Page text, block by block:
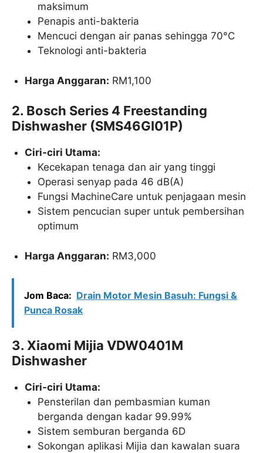
maksimum
Penapis anti-bakteria
Mencuci dengan air panas sehingga 70°C
Teknologi anti-bakteria
Harga Anggaran: RM1,100
2. Bosch Series 4 Freestanding
Dishwasher (SMS46GI01P)
Ciri-ciri Utama:
Kecekapan tenaga dan air yang tinggi
Operasi senyap pada 46 dB(A)
Fungsi MachineCare untuk penjagaan mesin
Sistem pencucian super untuk pembersihan
optimum
Harga Anggaran: RM3,000
Jom Baca: Drain Motor Mesin Basuh​: Fungsi &
Punca Rosak
3. Xiaomi Mijia VDW0401M
Dishwasher
Ciri-ciri Utama:
Pensterilan dan pembasmian kuman
berganda dengan kadar 99.99%
Sistem semburan berganda 6D
Sokongan aplikasi Mijia dan kawalan suara